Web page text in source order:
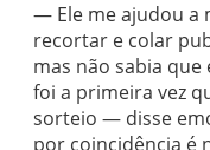
— Ele me ajudou a
recortar e colar
mas não sabia que
foi a primeira vez
sorteio — disse
por coincidência é